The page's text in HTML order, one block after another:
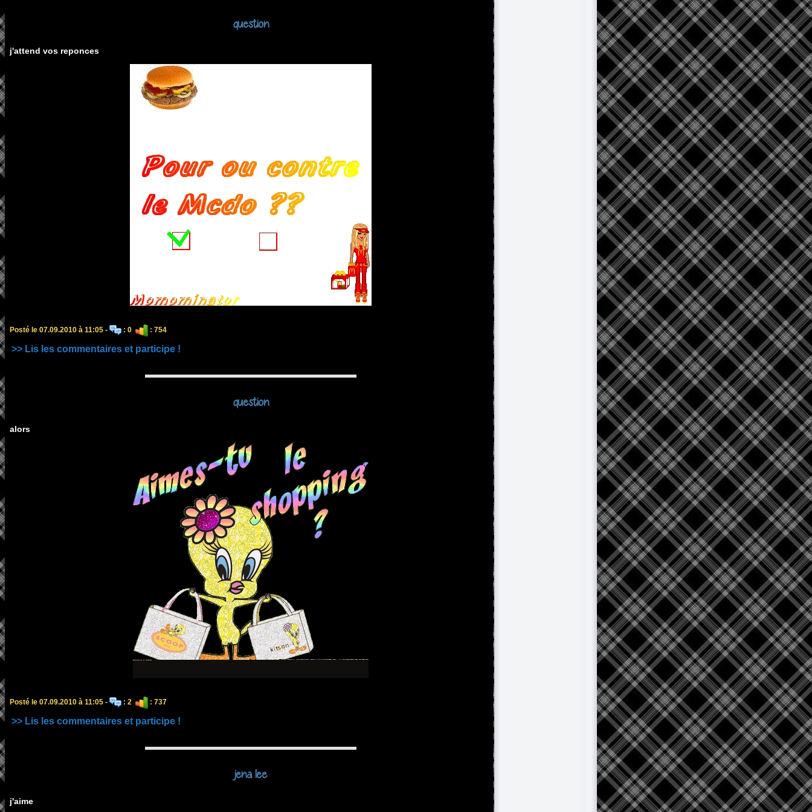
question
j'attend vos reponces
Posté le 07.09.2010 à 11:05 - : 0 : 754
>> Lis les commentaires et participe !
question
alors
Posté le 07.09.2010 à 11:05 - : 2 : 737
>> Lis les commentaires et participe !
jena lee
j'aime